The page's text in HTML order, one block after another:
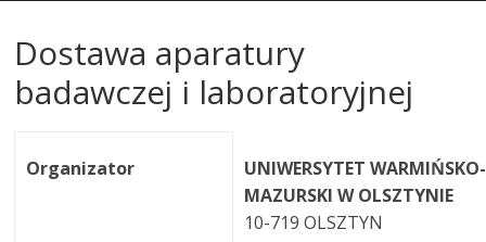
Dostawa aparatury
badawczej i laboratoryjnej
Organizator
UNIWERSYTET WARMIŃSKO-
MAZURSKI W OLSZTYNIE
10-719 OLSZTYN